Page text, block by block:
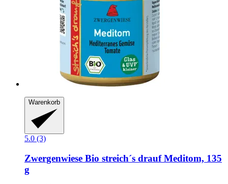
Warenkorb
5.0 (3)
Zwergenwiese Bio streich´s drauf Meditom, 135
g